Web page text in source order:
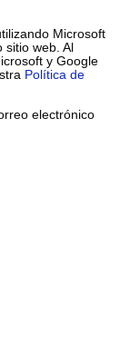
Microsoft
sitio web. Al
y Google
Política de
electrónico